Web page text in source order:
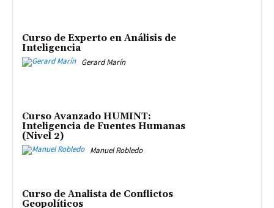
Curso de Experto en Análisis de
Inteligencia
Gerard Marín
Curso Avanzado HUMINT:
Inteligencia de Fuentes Humanas
(Nivel 2)
Manuel Robledo
Curso de Analista de Conflictos
Geopolíticos